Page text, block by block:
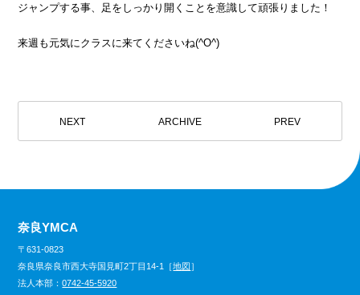
ジャンプする事、足をしっかり開くことを意識して頑張りました！
来週も元気にクラスに来てくださいね(^O^)
NEXT ARCHIVE PREV
奈良YMCA
〒631-0823
奈良県奈良市西大寺国見町2丁目14-1［地図］
法人本部：0742-45-5920